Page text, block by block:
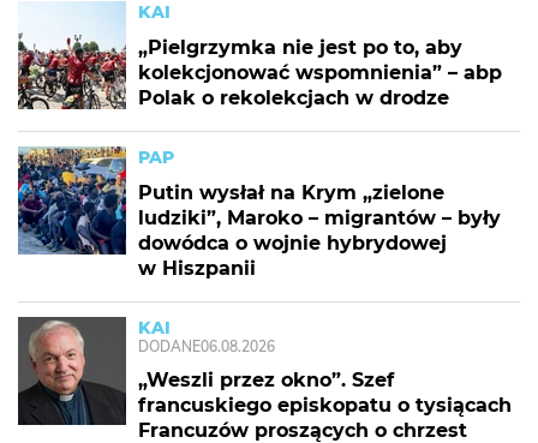
KAI
„Pielgrzymka nie jest po to, aby
kolekcjonować wspomnienia” – abp
Polak o rekolekcjach w drodze
PAP
Putin wysłał na Krym „zielone
ludziki”, Maroko – migrantów – były
dowódca o wojnie hybrydowej
w Hiszpanii
KAI
DODANE06.08.2026
„Weszli przez okno”. Szef
francuskiego episkopatu o tysiącach
Francuzów proszących o chrzest